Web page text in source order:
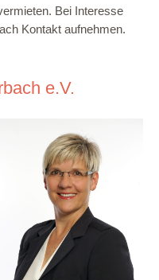
Bei Interesse
Kontakt aufnehmen.
e.V.